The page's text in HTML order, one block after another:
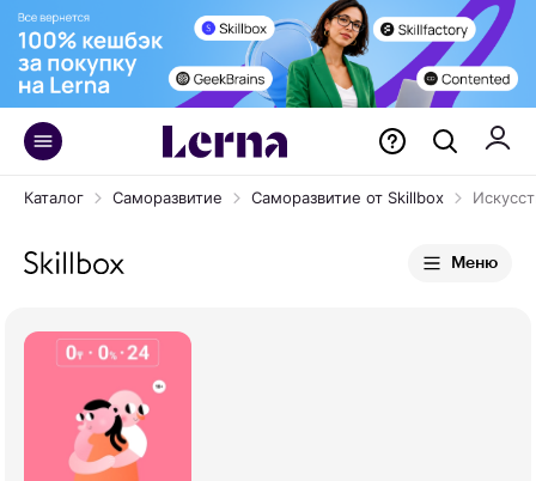
Каталог Саморазвитие Саморазвитие от Skillbox
Меню